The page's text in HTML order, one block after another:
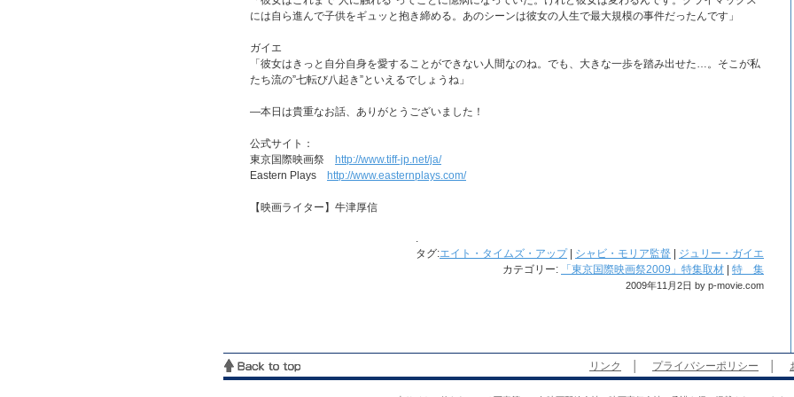
には自ら進んで子供をギュッと抱き締める。あのシーンは彼女の人生で最大規模の事件だったんです」
ガイエ
「彼女はきっと自分自身を愛することができない人間なのね。でも、大きな一歩を踏み出せた…。そこが私
たち流の”七転び八起き”といえるでしょうね」
―本日は貴重なお話、ありがとうございました！
公式サイト：
東京国際映画祭
http://www.tiff-jp.net/ja/
Eastern Plays
http://www.easternplays.com/
【映画ライター】牛津厚信
.
タグ:エイト・タイムズ・アップ| シャビ・モリア監督
ジュリー・ガイエ
カテゴリー:
「東京国際映画祭2009」特集取材 特 集
2009年11月2日 by p-movie.com
リンク プライバシーポリシー